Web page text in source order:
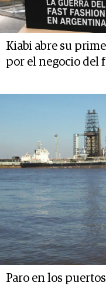
Kiabi abre su
por el negocio del
Paro en los